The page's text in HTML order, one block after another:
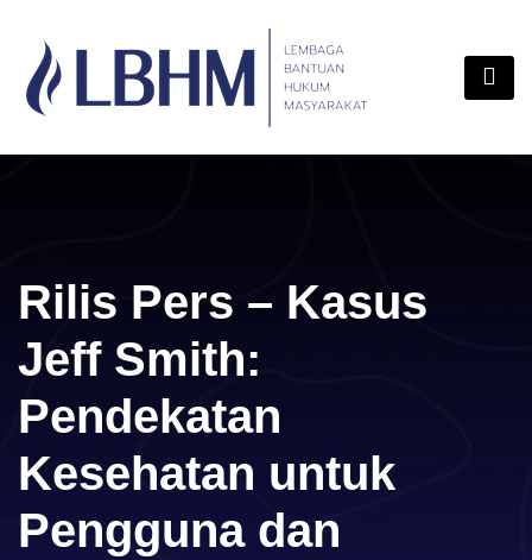
content
Rilis Pers – Kasus
Jeff Smith:
Pendekatan
Kesehatan untuk
Pengguna dan